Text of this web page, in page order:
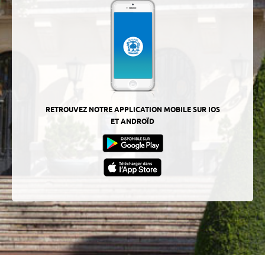
RETROUVEZ NOTRE APPLICATION MOBILE SUR IOS
ET ANDROÏD